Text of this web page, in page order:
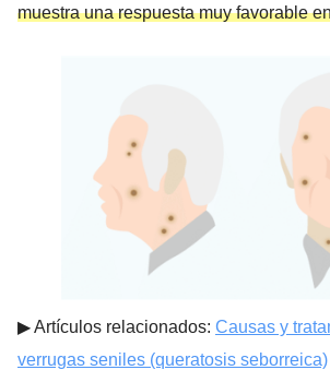
muestra una respuesta muy favorable
▶︎ Artículos relacionados: Causas y
verrugas seniles (queratosis seborreica)